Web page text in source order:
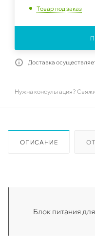
Товар под заказ
Доставка
Нужна консультация?
ОПИСАНИЕ
Блок питания